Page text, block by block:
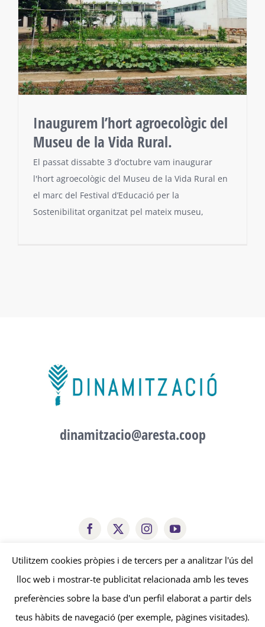
Inaugurem l’hort agroecològic del
Museu de la Vida Rural.
El passat dissabte 3 d’octubre vam inaugurar
l'hort agroecològic del Museu de la Vida Rural en
el marc del Festival d’Educació per la
Sostenibilitat organitzat pel mateix museu,
dinamitzacio@aresta.coop
© Copyright2026 | Aresta Cooperativa |Avís legal-Política de
privacitat
- Política de cookies edissenys & sonosmedia
Utilitzem cookies pròpies i de tercers per a analitzar l'ús del
lloc web i mostrar-te publicitat relacionada amb les teves
preferències sobre la base d'un perfil elaborat a partir dels
teus hàbits de navegació (per exemple, pàgines visitades).